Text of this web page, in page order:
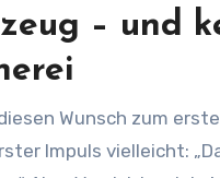
– und
Wunsch zum
Impuls vielleicht: